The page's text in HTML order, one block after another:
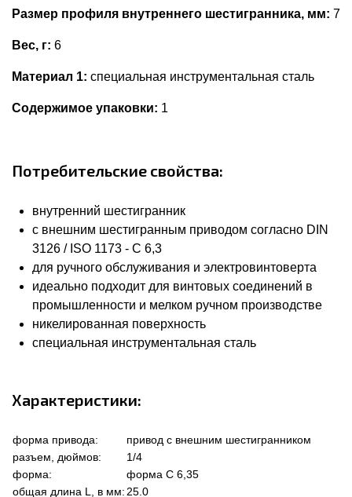
Размер профиля внутреннего шестигранника, мм: 7
Вес, г: 6
Материал 1: специальная инструментальная сталь
Содержимое упаковки: 1
Потребительские свойства:
внутренний шестигранник
с внешним шестигранным приводом согласно DIN
3126 / ISO 1173 - C 6,3
для ручного обслуживания и электровинтоверта
идеально подходит для винтовых соединений в
промышленности и мелком ручном производстве
никелированная поверхность
специальная инструментальная сталь
Характеристики:
форма привода:
привод с внешним шестигранником
разъем, дюймов:
1/4
форма:
форма C 6,35
общая длина L, в мм: 25.0